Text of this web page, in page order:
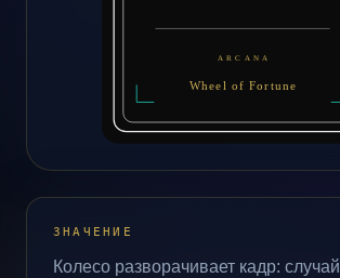
ЗНАЧЕНИЕ
Колесо разворачивает кадр: случай